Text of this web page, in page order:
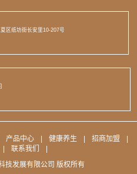
区纸坊街长安里10-207号
产品中心 健康养生 招商加盟
联系我们
技发展有限公司 版权所有